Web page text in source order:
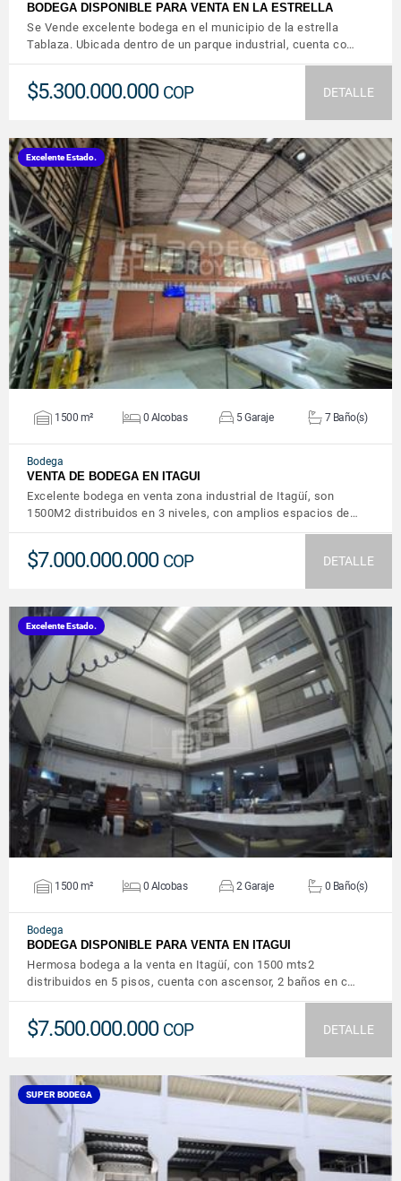
BODEGA DISPONIBLE PARA VENTA EN LA ESTRELLA
Se Vende excelente bodega en el municipio de la estrella
Tablaza. Ubicada dentro de un parque industrial, cuenta co…
$5.300.000.000 COP DETALLE
Excelente Estado.
VER DETALLES
1500 m² 0 Alcobas 5 Garaje 7 Baño(s)
Bodega
VENTA DE BODEGA EN ITAGUI
Excelente bodega en venta zona industrial de Itagüí, son
1500M2 distribuidos en 3 niveles, con amplios espacios de…
$7.000.000.000 COP DETALLE
Excelente Estado.
VER DETALLES
1500 m² 0 Alcobas 2 Garaje 0 Baño(s)
Bodega
BODEGA DISPONIBLE PARA VENTA EN ITAGUI
Hermosa bodega a la venta en Itagüí, con 1500 mts2
distribuidos en 5 pisos, cuenta con ascensor, 2 baños en c…
$7.500.000.000 COP DETALLE
SUPER BODEGA